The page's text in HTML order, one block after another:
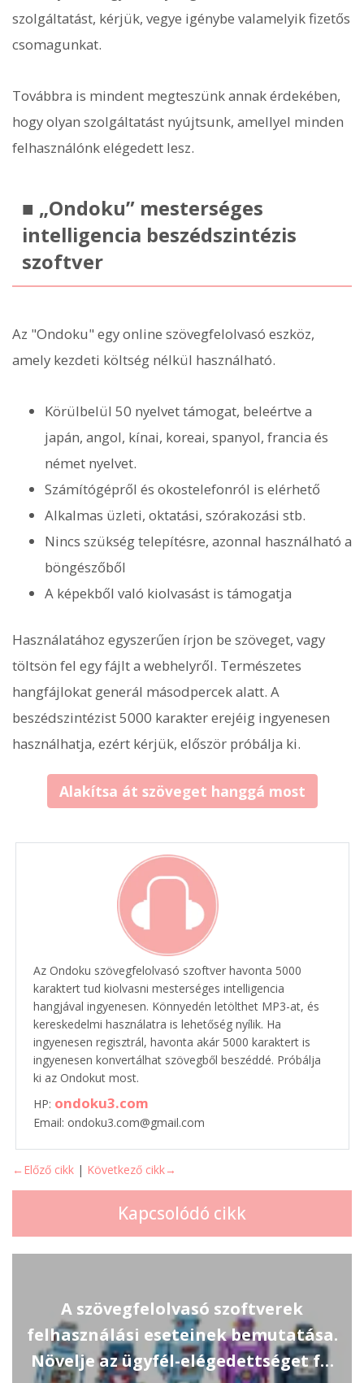
szolgáltatást, kérjük, vegye igénybe valamelyik fizetős
csomagunkat.
Továbbra is mindent megteszünk annak érdekében,
hogy olyan szolgáltatást nyújtsunk, amellyel minden
felhasználónk elégedett lesz.
■ „Ondoku” mesterséges
intelligencia beszédszintézis
szoftver
Az "Ondoku" egy online szövegfelolvasó eszköz,
amely kezdeti költség nélkül használható.
Körülbelül 50 nyelvet támogat, beleértve a
japán, angol, kínai, koreai, spanyol, francia és
német nyelvet.
Számítógépről és okostelefonról is elérhető
Alkalmas üzleti, oktatási, szórakozási stb.
Nincs szükség telepítésre, azonnal használható a
böngészőből
A képekből való kiolvasást is támogatja
Használatához egyszerűen írjon be szöveget, vagy
töltsön fel egy fájlt a webhelyről. Természetes
hangfájlokat generál másodpercek alatt. A
beszédszintézist 5000 karakter erejéig ingyenesen
használhatja, ezért kérjük, először próbálja ki.
Alakítsa át szöveget hanggá most
Az Ondoku szövegfelolvasó szoftver havonta 5000
karaktert tud kiolvasni mesterséges intelligencia
hangjával ingyenesen. Könnyedén letölthet MP3-at, és
kereskedelmi használatra is lehetőség nyílik. Ha
ingyenesen regisztrál, havonta akár 5000 karaktert is
ingyenesen konvertálhat szövegből beszéddé. Próbálja
ki az Ondokut most.
HP: ondoku3.com
Email: ondoku3.com@gmail.com
←Előző cikk | Következő cikk→
Kapcsolódó cikk
A szövegfelolvasó szoftverek
felhasználási eseteinek bemutatása.
Növelje az ügyfél-elégedettséget f…